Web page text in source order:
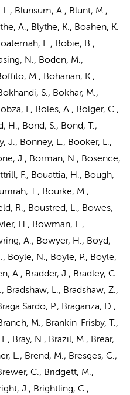
Blunsum, A., Blunt, M.,
A., Blythe, K., Boahen, K.
E., Bobie, B.,
N., Boden, M.,
M., Bohanan, K.,
S., Bokhar, M.,
I., Boles, A., Bolger, C.,
H., Bond, S., Bond, T.,
J., Bonney, L., Booker, L.,
J., Borman, N., Bosence,
F., Bouattia, H., Bough,
T., Bourke, M.,
R., Boustred, L., Bowes,
H., Bowman, L.,
A., Bowyer, H., Boyd,
Boyle, N., Boyle, P., Boyle,
A., Bradder, J., Bradley, C.
Bradshaw, L., Bradshaw, Z.,
Sardo, P., Braganza, D.,
M., Brankin-Frisby, T.,
Bray, N., Brazil, M., Brear,
L., Brend, M., Bresges, C.,
C., Bridgett, M.,
J., Brightling, C.,